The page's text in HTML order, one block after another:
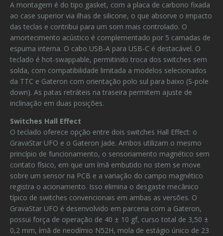
A montagem é do tipo gasket, com a placa de carbono fixada
ao case superior via ilhas de silicone, o que absorve o impacto
das teclas e contribui para um som mais controlado. O
amortecimento acústico é complementado por 5 camadas de
espuma interna. O cabo USB-A para USB-C é destacável. O
teclado é hot-swappable, permitindo troca dos switches sem
solda, com compatibilidade limitada a modelos selecionados
da TTC e Gateron com orientação polo sul para baixo (S-pole
down). As patas retráteis na traseira permitem ajuste de
inclinação em duas posições.
Switches Hall Effect
O teclado oferece opção entre dois switches Hall Effect: o
GravaStar UFO e o Gateron Jade. Ambos utilizam o mesmo
princípio de funcionamento, o sensoriamento magnético sem
contato físico, em que um ímã embutido no stem se move
sobre um sensor na PCB e a variação do campo magnético
registra o acionamento. Isso elimina o desgaste mecânico
típico de switches convencionais em ambas as versões. O
GravaStar UFO é desenvolvido em parceria com a Gateron,
possui força de operação de 40 ± 10 gf, curso total de 3,50 ±
0,2 mm, ímã de neodímio N52H, mola de estágio único de 23